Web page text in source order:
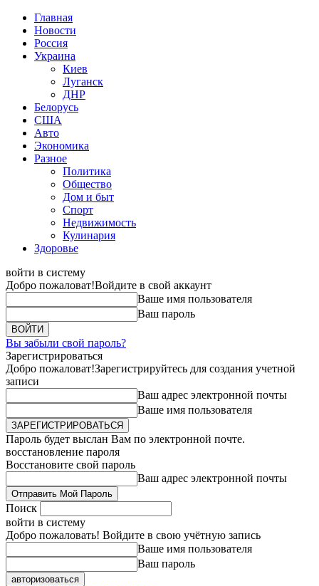
Главная
Новости
Россия
Украина
Киев
Луганск
ДНР
Белорусь
США
Авто
Экономика
Разное
Политика
Общество
Дом и быт
Спорт
Недвижимость
Кулинария
Здоровье
войти в систему
Добро пожаловат!Войдите в свой аккаунт
Ваше имя пользователя
Ваш пароль
Вы забыли свой пароль?
Зарегистрироваться
Добро пожаловат!Зарегистрируйтесь для создания учетной
записи
Ваш адрес электронной почты
Ваше имя пользователя
Пароль будет выслан Вам по электронной почте.
восстановление пароля
Восстановите свой пароль
Ваш адрес электронной почты
Поиск
войти в систему
Добро пожаловать! Войдите в свою учётную запись
Ваше имя пользователя
Ваш пароль